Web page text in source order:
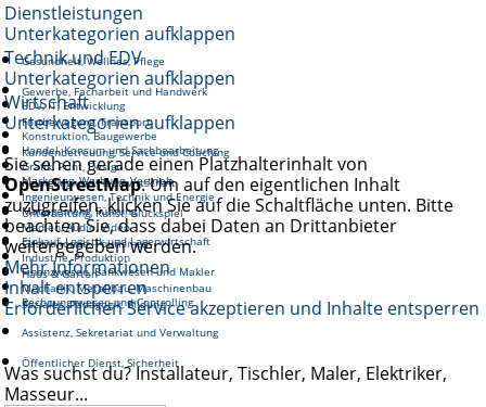
Dienstleistungen
Unterkategorien aufklappen
Gesundheit, Wellnes, Pflege
Gewerbe, Facharbeit und Handwerk
Fortbewegung, Transport
Kundenbetreuung, Service und Coaching
Reinigung und Hauswirtschaft
Unterhaltung, Kunst, Glückspiel
Gastronomie, Tourismus
Haus & Garten
Soziales, Pädagogik, Bildung
Technik und EDV
Unterkategorien aufklappen
EDV, IT, Entwicklung
Konstruktion, Baugewerbe
Grafik, Print, Design
Ingenieurwesen, Technik und Energie
Medien, Audio, Video
Industrie, Produktion
Mechanik, Metallbau, Maschinenbau
Wirtschaft
Unterkategorien aufklappen
Handel, Konsum und Sachbearbeitung
Marketing, Werbung, Vertrieb
Management, Führung
Einkauf, Logistik und Lagerwirtschaft
Finanzwesen, Bankwesen und Makler
Rechnungswesen und Controlling
Assistenz, Sekretariat und Verwaltung
Öffentlicher Dienst, Sicherheit
Sie sehen gerade einen Platzhalterinhalt von
OpenStreetMap. Um auf den eigentlichen Inhalt
zuzugreifen, klicken Sie auf die Schaltfläche unten. Bitte
beachten Sie, dass dabei Daten an Drittanbieter
weitergegeben werden.
Mehr Informationen
Inhalt entsperren
Erforderlichen Service akzeptieren und Inhalte entsperren
Was suchst du? Installateur, Tischler, Maler, Elektriker,
Masseur...